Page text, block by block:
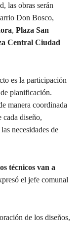
las obras serán
Don Bosco,
, Plaza San
Central Ciudad
es la participación
planificación.
manera coordinada
cada diseño,
necesidades de
técnicos van a
el jefe comunal
de los diseños,